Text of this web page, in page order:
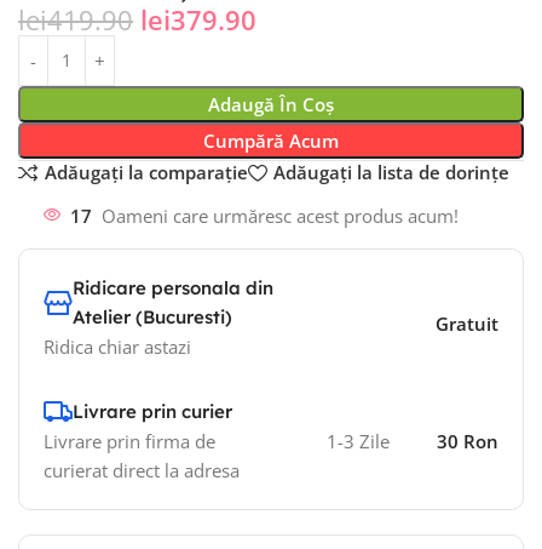
lei419.90 lei379.90
Adaugă În Coș
Cumpără Acum
Adăugați la comparație
Adăugați la lista de dorințe
17 Oameni care urmăresc acest produs acum!
Ridicare personala din
Atelier (Bucuresti)
Ridica chiar astazi
Gratuit
Livrare prin curier
Livrare prin firma de
curierat direct la adresa
1-3 Zile 30 Ron